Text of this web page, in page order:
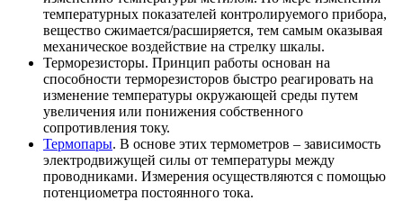
температурных показателей контролируемого прибора,
вещество сжимается/расширяется, тем самым оказывая
механическое воздействие на стрелку шкалы.
Терморезисторы. Принцип работы основан на
способности терморезисторов быстро реагировать на
изменение температуры окружающей среды путем
увеличения или понижения собственного
сопротивления току.
Термопары. В основе этих термометров – зависимость
электродвижущей силы от температуры между
проводниками. Измерения осуществляются с помощью
потенциометра постоянного тока.